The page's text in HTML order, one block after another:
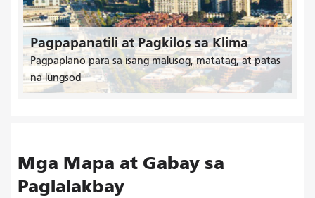
Pagpapanatili at Pagkilos sa Klima
Pagpaplano para sa isang malusog, matatag, at patas
na lungsod
Mga Mapa at Gabay sa
Paglalakbay